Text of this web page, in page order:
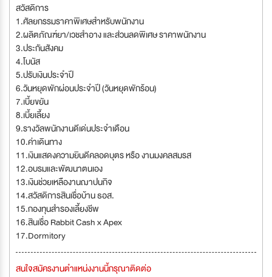
สวัสดิการ
1.ศัลยกรรมราคาพิเศษสำหรับพนักงาน
2.ผลิตภัณฑ์ยา/เวชสำอาง และส่วนลดพิเศษ ราคาพนักงาน
3.ประกันสังคม
4.โบนัส
5.ปรับเงินประจำปี
6.วันหยุดพักผ่อนประจำปี (วันหยุดพักร้อน)
7.เบี้ยขยัน
8.เบี้ยเลี้ยง
9.รางวัลพนักงานดีเด่นประจำเดือน
10.ค่าเดินทาง
11.เงินแสดงความยินดีคลอดบุตร หรือ งานมงคลสมรส
12.อบรมและพัฒนาตนเอง
13.เงินช่วยเหลืองานฌาปนกิจ
14.สวัสดิการสินเชื่อบ้าน ธอส.
15.กองทุนสำรองเลี้ยงชีพ
16.สินเชื่อ Rabbit Cash x Apex
17.Dormitory
สนใจสมัครงานตำแหน่งงานนี้กรุณาติดต่อ